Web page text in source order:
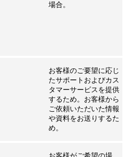
場合。
お客様のご要望に応じ
たサポートおよびカス
タマーサービスを提供
するため。お客様から
ご依頼いただいた情報
や資料をお送りするた
め。